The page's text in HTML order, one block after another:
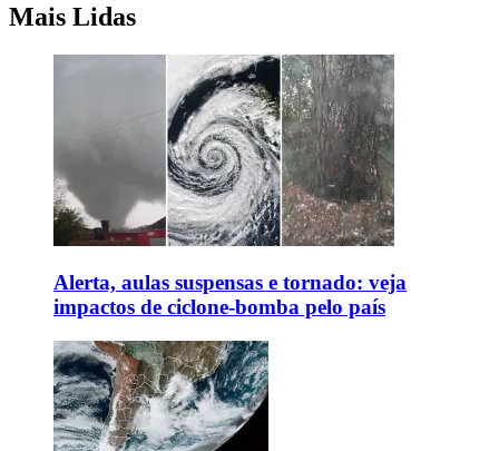
Mais Lidas
Alerta, aulas suspensas e tornado: veja
impactos de ciclone-bomba pelo país